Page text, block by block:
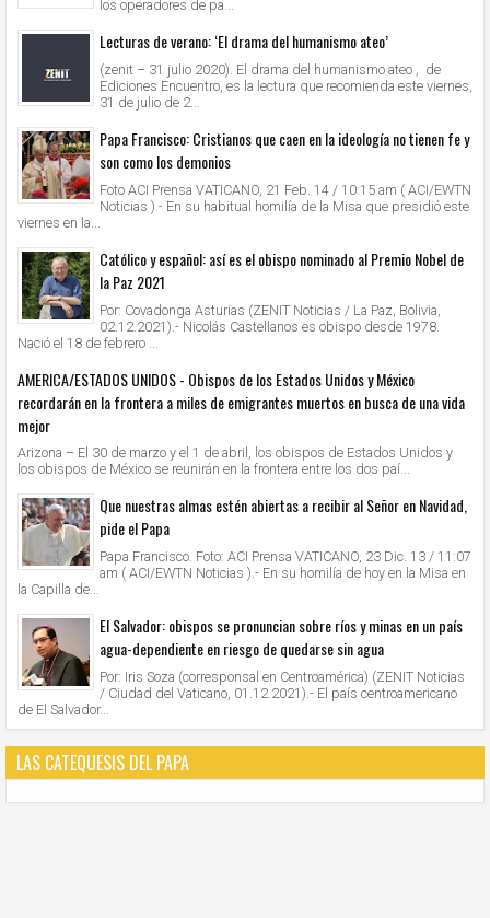
los operadores de pa...
Lecturas de verano: ‘El drama del humanismo ateo’
(zenit – 31 julio 2020). El drama del humanismo ateo , de
Ediciones Encuentro, es la lectura que recomienda este viernes,
31 de julio de 2...
Papa Francisco: Cristianos que caen en la ideología no tienen fe y
son como los demonios
Foto ACI Prensa VATICANO, 21 Feb. 14 / 10:15 am ( ACI/EWTN
Noticias ).- En su habitual homilía de la Misa que presidió este
viernes en la...
Católico y español: así es el obispo nominado al Premio Nobel de
la Paz 2021
Por: Covadonga Asturias (ZENIT Noticias / La Paz, Bolivia,
02.12.2021).- Nicolás Castellanos es obispo desde 1978.
Nació el 18 de febrero ...
AMERICA/ESTADOS UNIDOS - Obispos de los Estados Unidos y México
recordarán en la frontera a miles de emigrantes muertos en busca de una vida
mejor
Arizona – El 30 de marzo y el 1 de abril, los obispos de Estados Unidos y
los obispos de México se reunirán en la frontera entre los dos paí...
Que nuestras almas estén abiertas a recibir al Señor en Navidad,
pide el Papa
Papa Francisco. Foto: ACI Prensa VATICANO, 23 Dic. 13 / 11:07
am ( ACI/EWTN Noticias ).- En su homilía de hoy en la Misa en
la Capilla de...
El Salvador: obispos se pronuncian sobre ríos y minas en un país
agua-dependiente en riesgo de quedarse sin agua
Por: Iris Soza (corresponsal en Centroamérica) (ZENIT Noticias
/ Ciudad del Vaticano, 01.12.2021).- El país centroamericano
de El Salvador...
LAS CATEQUESIS DEL PAPA